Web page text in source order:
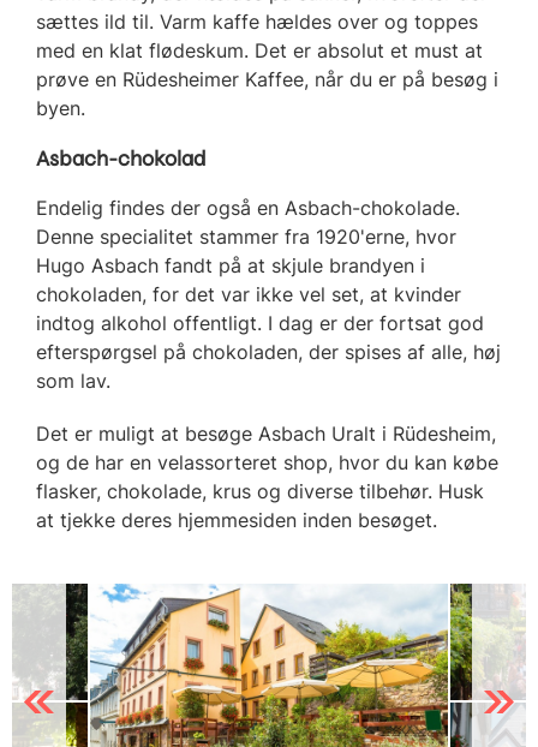
sættes ild til. Varm kaffe hældes over og toppes
med en klat flødeskum. Det er absolut et must at
prøve en Rüdesheimer Kaffee, når du er på besøg i
byen.
Asbach-chokolad
Endelig findes der også en Asbach-chokolade.
Denne specialitet stammer fra 1920'erne, hvor
Hugo Asbach fandt på at skjule brandyen i
chokoladen, for det var ikke vel set, at kvinder
indtog alkohol offentligt. I dag er der fortsat god
efterspørgsel på chokoladen, der spises af alle, høj
som lav.
Det er muligt at besøge Asbach Uralt i Rüdesheim,
og de har en velassorteret shop, hvor du kan købe
flasker, chokolade, krus og diverse tilbehør. Husk
at tjekke deres hjemmesiden inden besøget.
Previous Next